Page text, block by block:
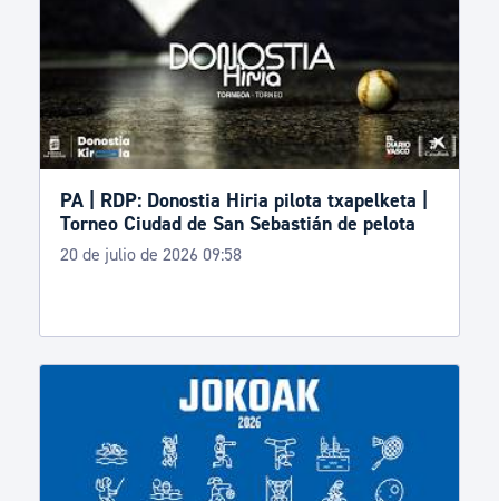
PA | RDP: Donostia Hiria pilota txapelketa |
Torneo Ciudad de San Sebastián de pelota
20 de julio de 2026 09:58